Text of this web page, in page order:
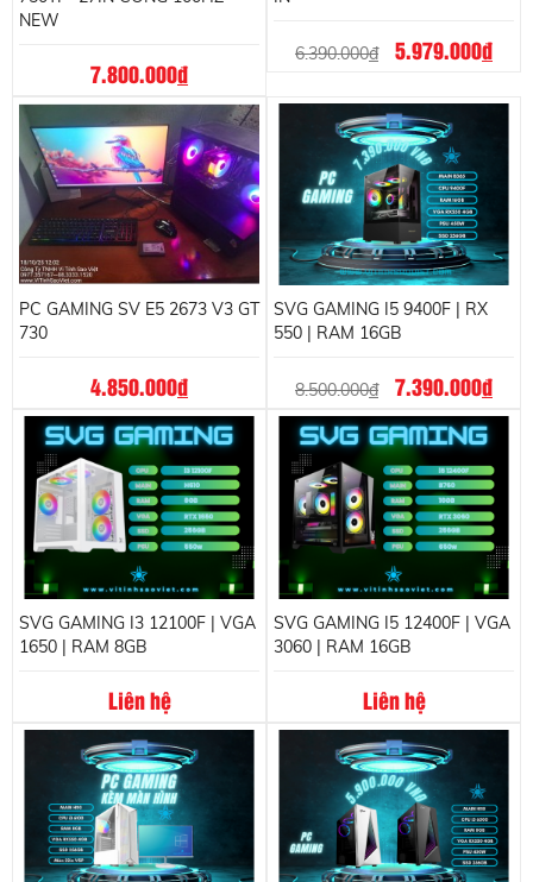
NEW
7.800.000đ
6.390.000đ 5.979.000đ
PC GAMING SV E5 2673 V3 GT
730
4.850.000đ
SVG GAMING I5 9400F | RX
550 | RAM 16GB
8.500.000đ 7.390.000đ
SVG GAMING I3 12100F | VGA
1650 | RAM 8GB
Liên hệ
SVG GAMING I5 12400F | VGA
3060 | RAM 16GB
Liên hệ